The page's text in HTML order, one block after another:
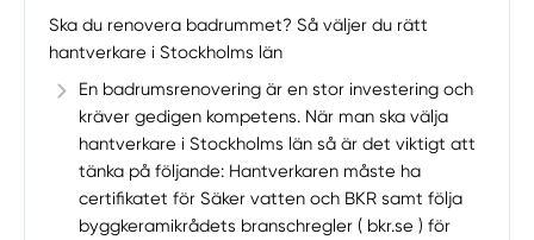
Ska du renovera badrummet? Så väljer du rätt
hantverkare i Stockholms län
En badrumsrenovering är en stor investering och
kräver gedigen kompetens. När man ska välja
hantverkare i Stockholms län så är det viktigt att
tänka på följande: Hantverkaren måste ha
certifikatet för Säker vatten och BKR samt följa
byggkeramikrådets branschregler ( bkr.se ) för